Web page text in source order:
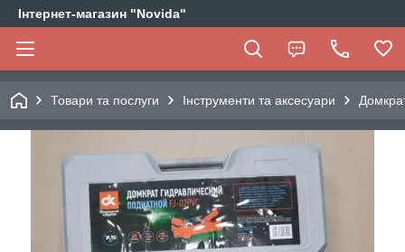
Інтернет-магазин "Novida"
Товари та послуги Інструменти та аксесуари